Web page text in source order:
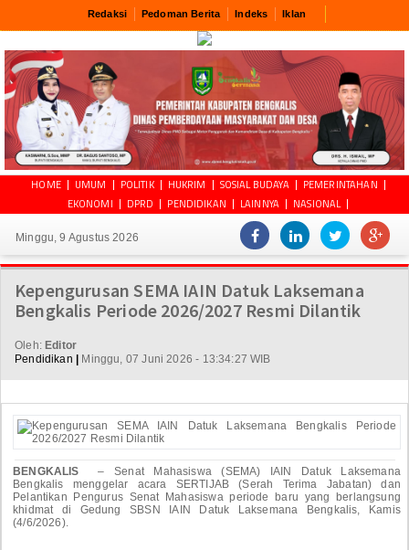
Redaksi Pedoman Berita Indeks Iklan
HOME UMUM POLITIK HUKRIM SOSIAL BUDAYA
PEMERINTAHAN
EKONOMI
DPRD PENDIDIKAN LAINNYA NASIONAL
Minggu, 9 Agustus 2026
Kepengurusan SEMA IAIN Datuk Laksemana
Bengkalis Periode 2026/2027 Resmi Dilantik
Oleh: Editor
Pendidikan
Minggu, 07 Juni 2026 - 13:34:27 WIB
BENGKALIS – Senat Mahasiswa (SEMA) IAIN Datuk Laksemana
Bengkalis menggelar acara SERTIJAB (Serah Terima Jabatan) dan
Pelantikan Pengurus Senat Mahasiswa periode baru yang berlangsung
khidmat di Gedung SBSN IAIN Datuk Laksemana Bengkalis, Kamis
(4/6/2026).